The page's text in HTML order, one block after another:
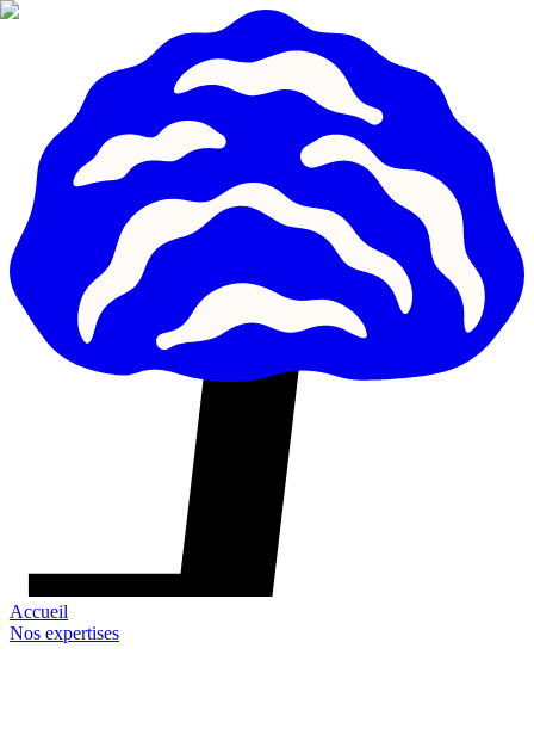
Accueil
Nos expertises